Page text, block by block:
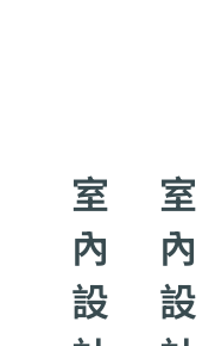
室
內
設
室
內
設